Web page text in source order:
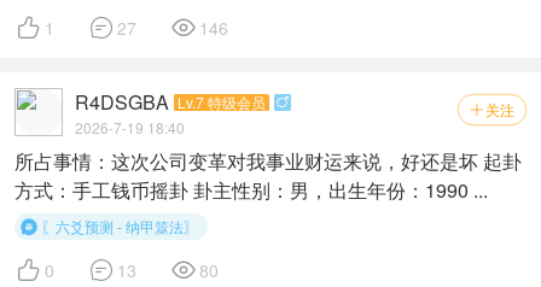
 1  27  146
 关注
R4DSGBA Lv.7 特级会员 
2026-7-19 18:40
所占事情：这次公司变革对我事业财运来说，好还是坏 起卦
方式：手工钱币摇卦 卦主性别：男，出生年份：1990 ...
 〖六爻预测 - 纳甲筮法〗
 0  13  80